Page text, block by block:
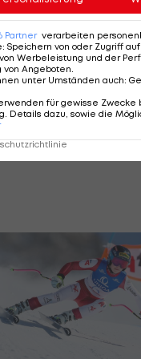
ÖSV-Arzt
berichtet.
in der zweiten
Partner verarbeiten
: Speichern von oder Zugriff
Werbeleistung und der
von Angeboten
unter Umständen auch:
für gewisse
Details dazu, sowie die